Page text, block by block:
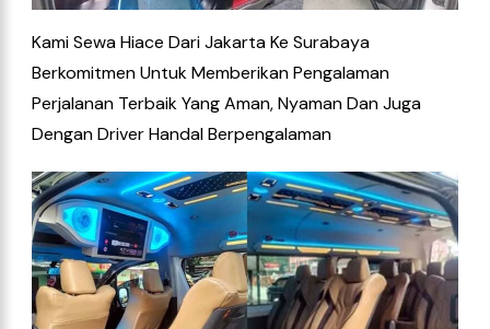
Kami Sewa Hiace Dari Jakarta Ke Surabaya
Berkomitmen Untuk Memberikan Pengalaman
Perjalanan Terbaik Yang Aman, Nyaman Dan Juga
Dengan Driver Handal Berpengalaman